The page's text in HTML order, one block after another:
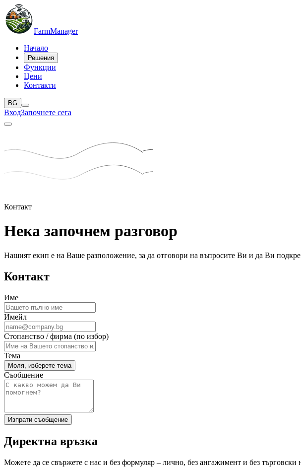
FarmManager
Начало
Решения
Функции
Цени
Контакти
BG
ВходЗапочнете сега
Контакт
Нека започнем разговор
Нашият екип е на Ваше разположение, за да отговори на въпросите Ви и да Ви
Контакт
Име
Имейл
Стопанство / фирма (по избор)
Тема
Моля, изберете тема
Съобщение
Изпрати съобщение
Директна връзка
Можете да се свържете с нас и без формуляр – лично, без ангажимент и без търговски